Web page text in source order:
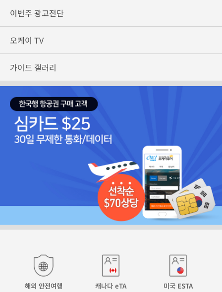
이번주 광고전단
오케이 TV
가이드 갤러리
해외 안전여행 캐나다 eTA 미국 ESTA